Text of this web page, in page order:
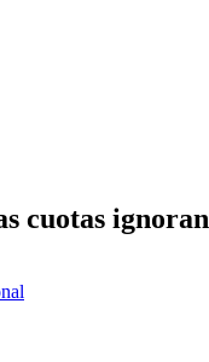
cuotas ignoran